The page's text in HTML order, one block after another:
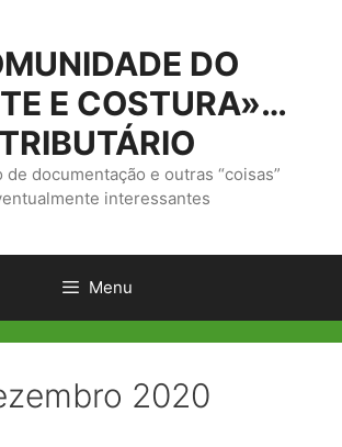
DO
E COSTURA»…
TRIBUTÁRIO
de documentação e outras “coisas”
interessantes
Menu
2020